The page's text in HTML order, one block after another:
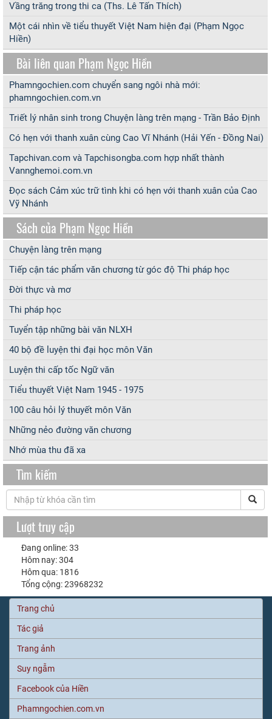
Vầng trăng trong thi ca (Ths. Lê Tấn Thích)
Một cái nhìn về tiểu thuyết Việt Nam hiện đại (Phạm Ngọc
Hiền)
Bài liên quan Phạm Ngọc Hiền
Phamngochien.com chuyển sang ngôi nhà mới:
phamngochien.com.vn
Triết lý nhân sinh trong Chuyện làng trên mạng - Trần Bảo Định
Có hẹn với thanh xuân cùng Cao Vĩ Nhánh (Hải Yến - Đồng Nai)
Tapchivan.com và Tapchisongba.com hợp nhất thành
Vannghemoi.com.vn
Đọc sách Cảm xúc trữ tình khi có hẹn với thanh xuân của Cao
Vỹ Nhánh
Sách của Phạm Ngọc Hiền
Chuyện làng trên mạng
Tiếp cận tác phẩm văn chương từ góc độ Thi pháp học
Đời thực và mơ
Thi pháp học
Tuyển tập những bài văn NLXH
40 bộ đề luyện thi đại học môn Văn
Luyện thi cấp tốc Ngữ văn
Tiểu thuyết Việt Nam 1945 - 1975
100 câu hỏi lý thuyết môn Văn
Những nẻo đường văn chương
Nhớ mùa thu đã xa
Tìm kiếm
Lượt truy cập
Đang online: 33
Hôm nay: 304
Hôm qua: 1816
Tổng cộng: 23968232
Trang chủ
Tác giả
Trang ảnh
Suy ngẫm
Facebook của Hiền
Phamngochien.com.vn